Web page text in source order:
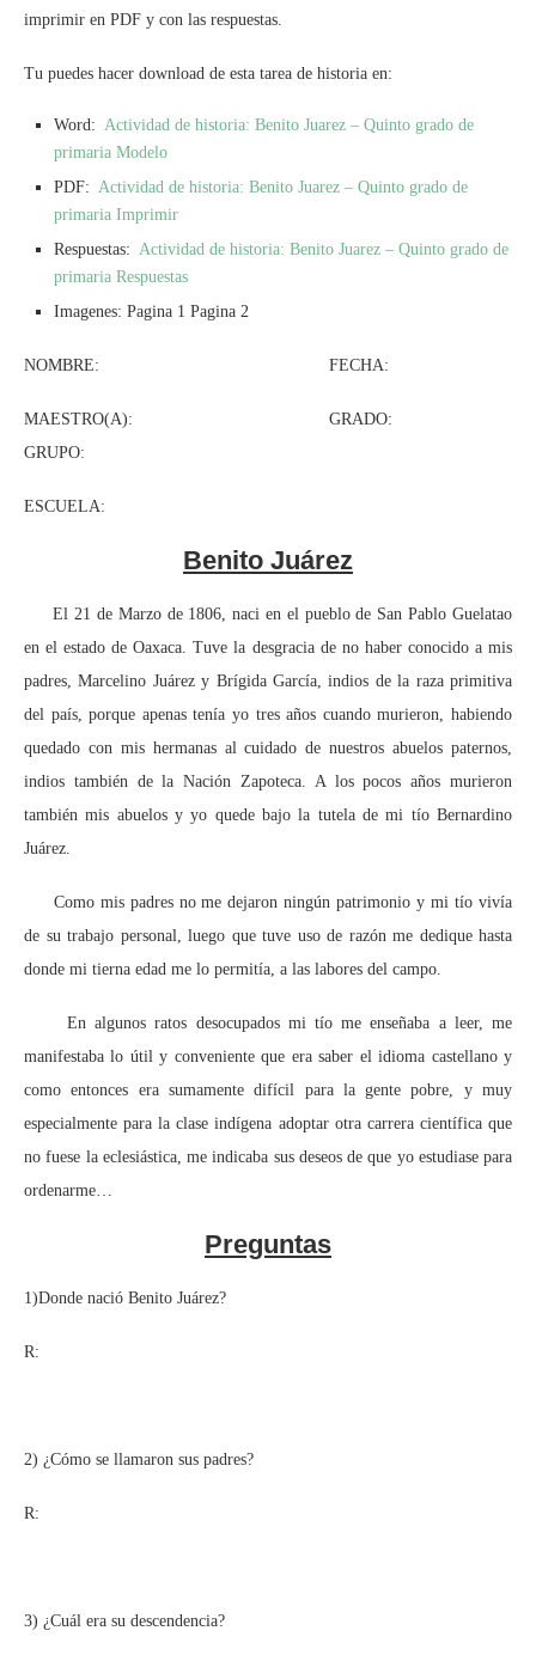
imprimir en PDF y con las respuestas.
Tu puedes hacer download de esta tarea de historia en:
Word: Actividad de historia: Benito Juarez – Quinto grado de
primaria Modelo
PDF: Actividad de historia: Benito Juarez – Quinto grado de
primaria Imprimir
Respuestas: Actividad de historia: Benito Juarez – Quinto grado de
primaria Respuestas
Imagenes: Pagina 1 Pagina 2
NOMBRE: FECHA:
MAESTRO(A): GRADO:
GRUPO:
ESCUELA:
Benito Juárez
El 21 de Marzo de 1806, naci en el pueblo de San Pablo Guelatao
en el estado de Oaxaca. Tuve la desgracia de no haber conocido a mis
padres, Marcelino Juárez y Brígida García, indios de la raza primitiva
del país, porque apenas tenía yo tres años cuando murieron, habiendo
quedado con mis hermanas al cuidado de nuestros abuelos paternos,
indios también de la Nación Zapoteca. A los pocos años murieron
también mis abuelos y yo quede bajo la tutela de mi tío Bernardino
Juárez.
Como mis padres no me dejaron ningún patrimonio y mi tío vivía
de su trabajo personal, luego que tuve uso de razón me dedique hasta
donde mi tierna edad me lo permitía, a las labores del campo.
En algunos ratos desocupados mi tío me enseñaba a leer, me
manifestaba lo útil y conveniente que era saber el idioma castellano y
como entonces era sumamente difícil para la gente pobre, y muy
especialmente para la clase indígena adoptar otra carrera científica que
no fuese la eclesiástica, me indicaba sus deseos de que yo estudiase para
ordenarme…
Preguntas
1)Donde nació Benito Juárez?
R:
2) ¿Cómo se llamaron sus padres?
R:
3) ¿Cuál era su descendencia?